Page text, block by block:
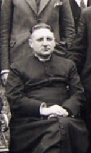
Genealogie /